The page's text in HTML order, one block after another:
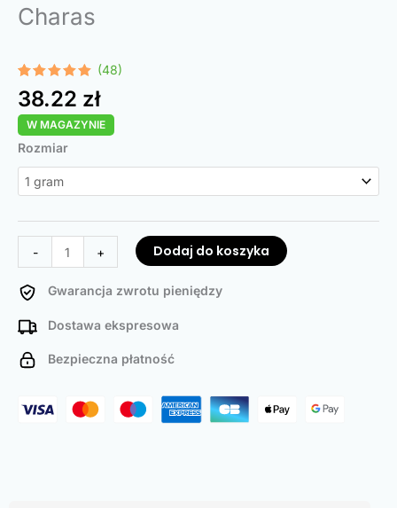
Charas
Oceniony
4.96na 5
na
podstawie
48
ocen
klientów
(48)
38.22 zł
W MAGAZYNIE
Rozmiar
-
ilość
Charas
+ Dodaj do koszyka
Gwarancja zwrotu pieniędzy
Dostawa ekspresowa
Bezpieczna płatność